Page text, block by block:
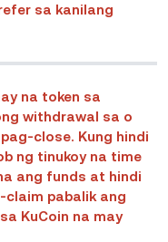
sa kanilang
na token sa
withdrawal sa o
close. Kung hindi
ng tinukoy na time
ang funds at hindi
pabalik ang
KuCoin na may